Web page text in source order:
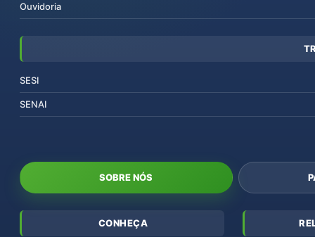
Ouvidoria
SESI
SENAI
SOBRE NÓS
CONHEÇA